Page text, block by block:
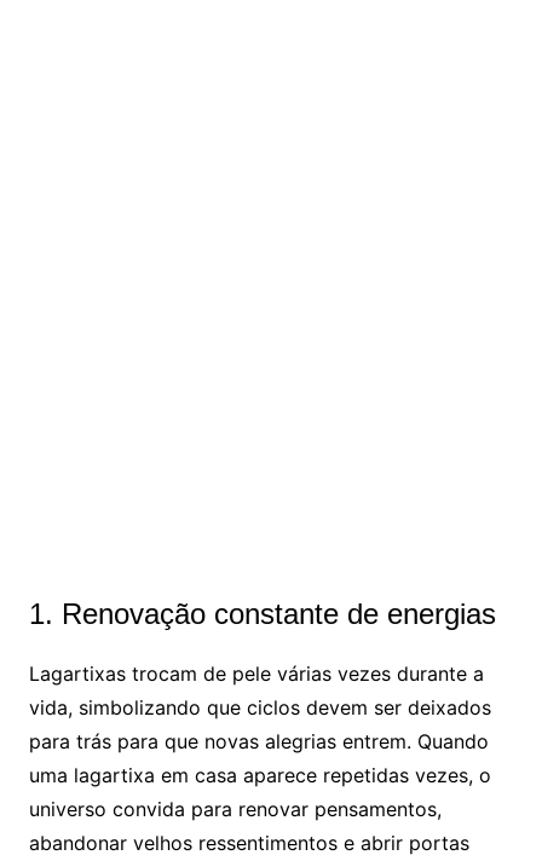
1. Renovação constante de energias
Lagartixas trocam de pele várias vezes durante a
vida, simbolizando que ciclos devem ser deixados
para trás para que novas alegrias entrem. Quando
uma lagartixa em casa aparece repetidas vezes, o
universo convida para renovar pensamentos,
abandonar velhos ressentimentos e abrir portas